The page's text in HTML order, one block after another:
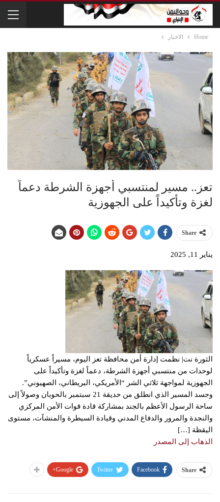
Home الاخبار
تعز.. مسير لمنتسبي أجهزة الشرطة دعماً
لغزة وتأكيداً على الجهوزية
Share
يناير 11, 2025
الثورة نت| نظمت إدارة أمن محافظة تعز اليوم، مسيراً عسكرياً
لوحدات من منتسبي أجهزة الشرطة، دعماً لغزة وتأكيداً على
الجهوزية لمواجهة ثلاثي الشر “الأمريكي، البريطاني، الصهيوني”.
وجسد المسير الذي انطلق من حديقة 21 سبتمبر بالحوبان وصولاً إلى
ساحة الرسول الأعظم بالجند بمشاركة قادة قوات الأمن المركزي
والنجدة والمرور والدفاع المدني وقيادة السيطرة والمنشآت، مستوى
اليقظة […]
الذهاب إلى المصدر
Share
Facebook
Twitter
Google+